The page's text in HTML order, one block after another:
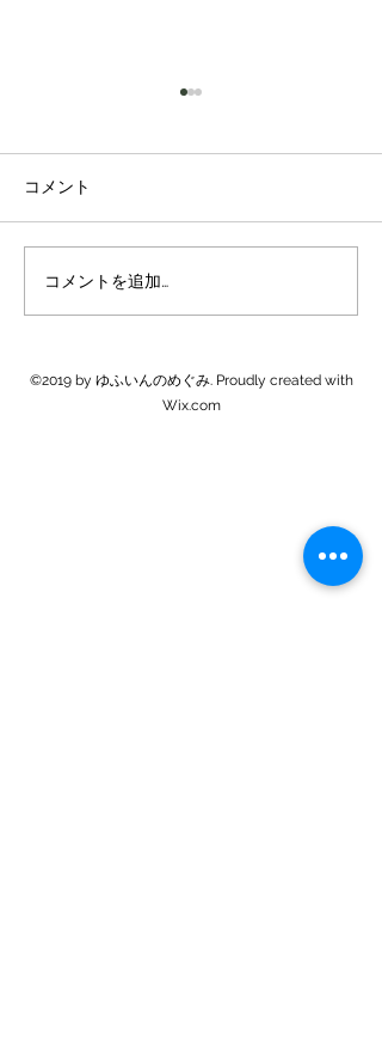
米農家は忙しくなります
コメント
コメントを追加…
©2019 by ゆふいんのめぐみ. Proudly created with
Wix.com